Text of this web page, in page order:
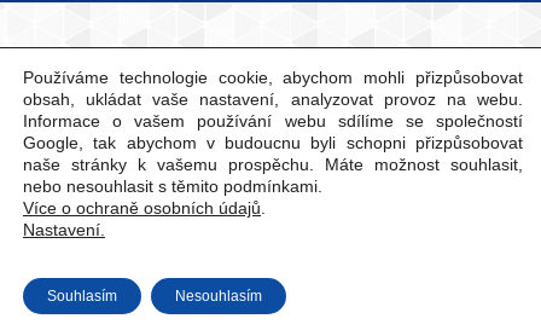
Používáme technologie cookie, abychom mohli přizpůsobovat
obsah, ukládat vaše nastavení, analyzovat provoz na webu.
Informace o vašem používání webu sdílíme se společností
Google, tak abychom v budoucnu byli schopni přizpůsobovat
naše stránky k vašemu prospěchu. Máte možnost souhlasit,
nebo nesouhlasit s těmito podmínkami.
Více o ochraně osobních údajů
Nastavení.
Souhlasím Nesouhlasím